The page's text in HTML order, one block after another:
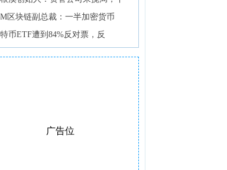
区块链副总裁：一半加密货币
币ETF遭到84%反对票，反
广告位